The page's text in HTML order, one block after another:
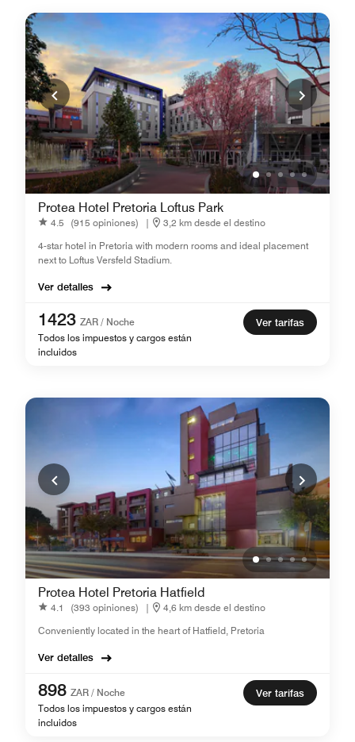
Protea Hotel Pretoria Loftus Park
4.5 (915 opiniones) |
3,2 km desde el destino
4-star hotel in Pretoria with modern rooms and ideal placement
next to Loftus Versfeld Stadium.
Ver detalles
1423 ZAR / Noche
Todos los impuestos y cargos están
incluidos
Ver tarifas
Protea Hotel Pretoria Hatfield
4.1 (393 opiniones) |
4,6 km desde el destino
Conveniently located in the heart of Hatfield, Pretoria
Ver detalles
898 ZAR / Noche
Todos los impuestos y cargos están
incluidos
Ver tarifas